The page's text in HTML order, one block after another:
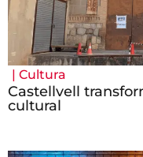
| Cultura
Castellvell
cultural